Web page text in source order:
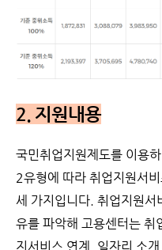
2. 지원내용
국민취업지원제도를 이용
2유형에 따라 취업지원서
세 가지입니다. 취업지원서
유를 파악해 고용센터는 취
지서비스 연계, 일자리 소